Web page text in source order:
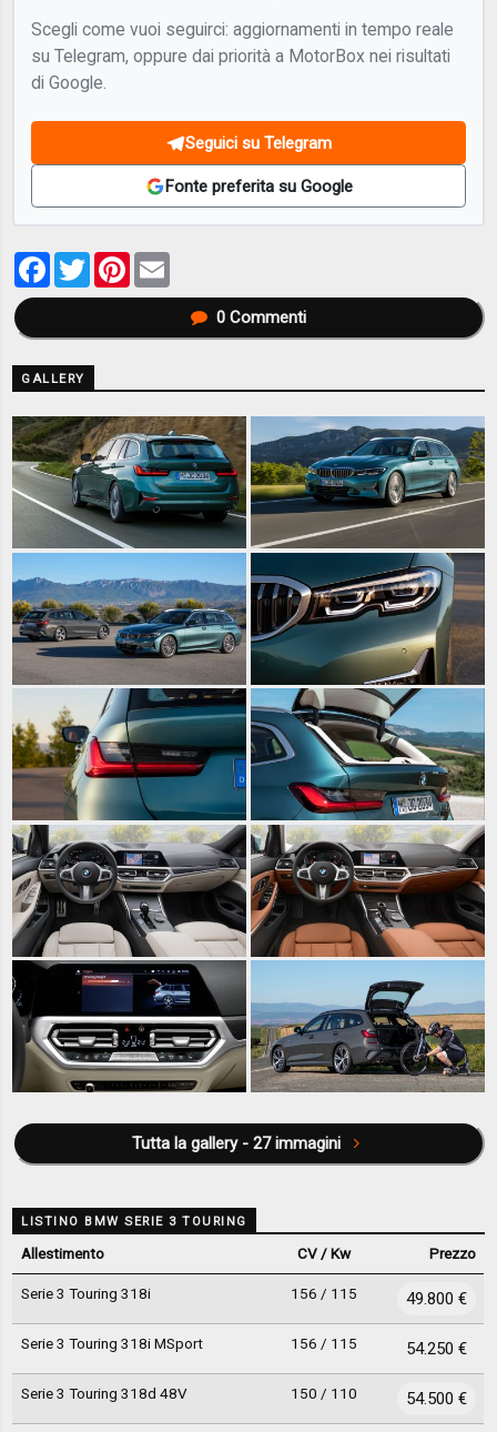
Scegli come vuoi seguirci: aggiornamenti in tempo reale
su Telegram, oppure dai priorità a MotorBox nei risultati
di Google.
Seguici su Telegram
Fonte preferita su Google
Facebook
TwitterPinterest
0Commenti
GALLERY
Tutta la gallery - 27 immagini
LISTINO BMW SERIE 3 TOURING
Allestimento CV / Kw Prezzo
Serie 3 Touring 318i 156 / 115 49.800 €
Serie 3 Touring 318i MSport 156 / 115 54.250 €
Serie 3 Touring 318d 48V 150 / 110 54.500 €